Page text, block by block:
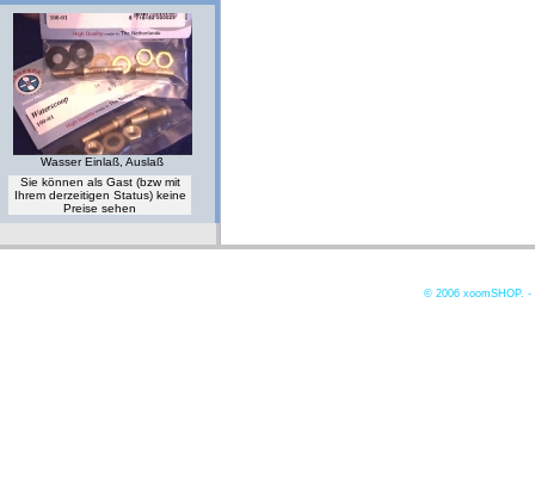
Wasser Einlaß, Auslaß
Sie können als Gast (bzw mit
Ihrem derzeitigen Status) keine
Preise sehen
© 2006 xoomSHOP. -